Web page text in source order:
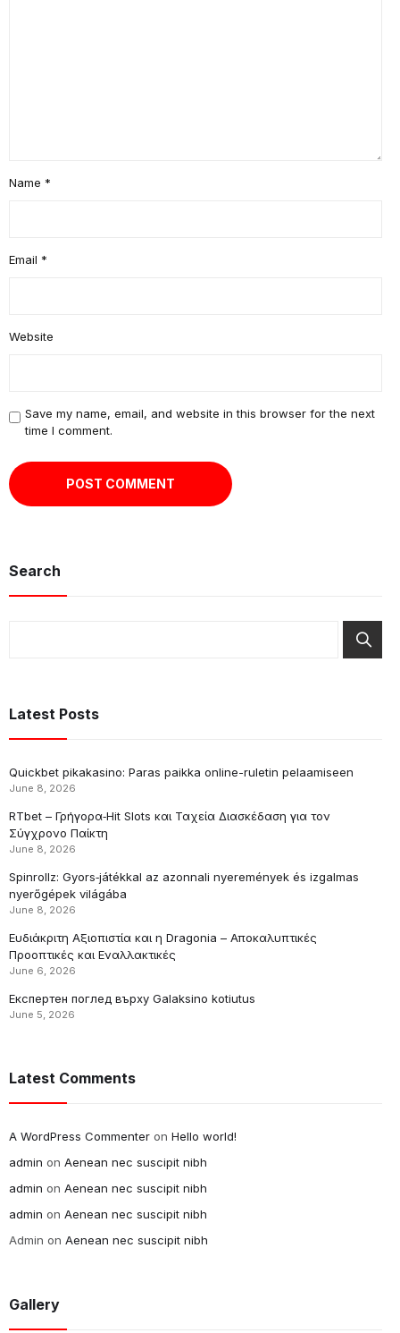
Name *
Email *
Website
Save my name, email, and website in this browser for the next
time I comment.
Search
Latest Posts
Quickbet pikakasino: Paras paikka online-ruletin pelaamiseen
June 8, 2026
RTbet – Γρήγορα‑Hit Slots και Ταχεία Διασκέδαση για τον
Σύγχρονο Παίκτη
June 8, 2026
Spinrollz: Gyors‑játékkal az azonnali nyeremények és izgalmas
nyerőgépek világába
June 8, 2026
Ευδιάκριτη Αξιοπιστία και η Dragonia – Αποκαλυπτικές
Προοπτικές και Εναλλακτικές
June 6, 2026
Експертен поглед върху Galaksino kotiutus
June 5, 2026
Latest Comments
A WordPress Commenter on Hello world!
admin on Aenean nec suscipit nibh
admin on Aenean nec suscipit nibh
admin on Aenean nec suscipit nibh
Admin on Aenean nec suscipit nibh
Gallery